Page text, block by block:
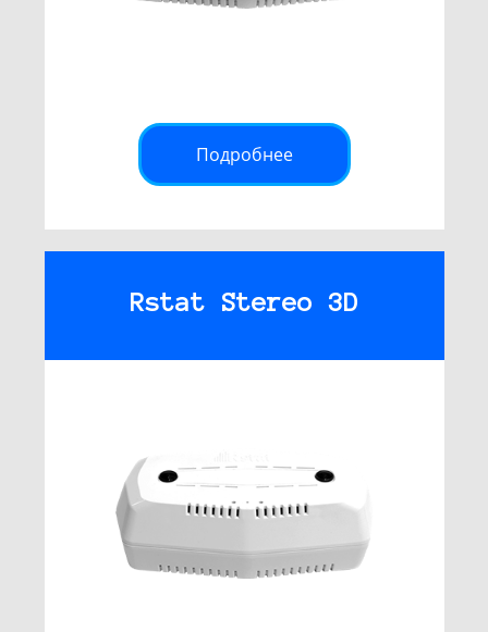
Подробнее
Rstat Stereo 3D